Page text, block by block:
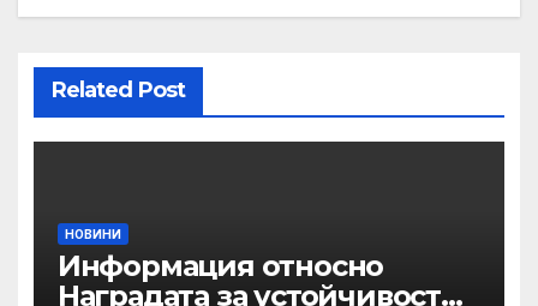
Related Post
НОВИНИ
Информация относно
Наградата за устойчивост